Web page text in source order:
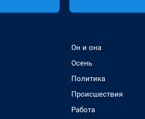
Он и она
Осень
Политика
Происшествия
Работа